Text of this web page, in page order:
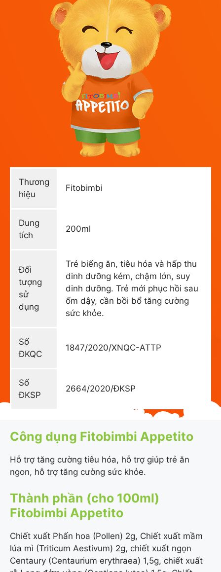
Thương
hiệu
Fitobimbi
Dung
tích
200ml
Đối
tượng
sử
dụng
Trẻ biếng ăn, tiêu hóa và hấp thu
dinh dưỡng kém, chậm lớn, suy
dinh dưỡng. Trẻ mới phục hồi sau
ốm dậy, cần bồi bổ tăng cường
sức khỏe.
Số
ĐKQC
1847/2020/XNQC-ATTP
Số
ĐKSP
2664/2020/ĐKSP
Công dụng Fitobimbi Appetito
Hỗ trợ tăng cường tiêu hóa, hỗ trợ giúp trẻ ăn
ngon, hỗ trợ tăng cường sức khỏe.
Thành phần (cho 100ml)
Fitobimbi Appetito
Chiết xuất Phấn hoa (Pollen) 2g, Chiết xuất mầm
lúa mì (Triticum Aestivum) 2g, chiết xuất ngọn
Centaury (Centaurium erythraea) 1,5g, chiết xuất